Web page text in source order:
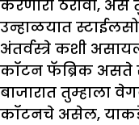
करणारा ठरावा, असे
उन्हाळयात
अंतर्वस्त्रे कशी
कॉटन फॅब्रिक असते
बाजारात तुम्हाला
कॉटनचे असेल, याकडे